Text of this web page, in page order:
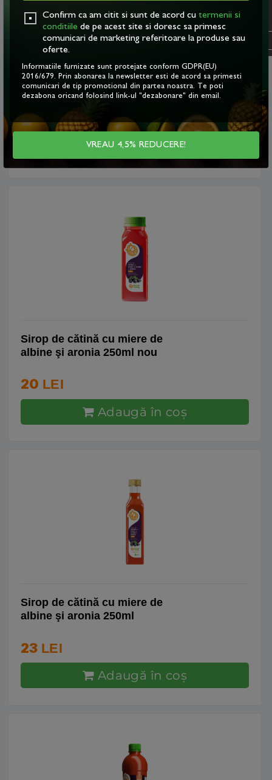
Sirop de cătină cu sfeclă
roşie şi morcov 250ml nou
20 LEI
Adaugă în coş
Sirop de cătină cu miere de
albine şi aronia 250ml nou
20 LEI
Adaugă în coş
Sirop de cătină cu miere de
albine şi aronia 250ml
23 LEI
Adaugă în coş
cookie
OK
Confirm ca am citit si sunt de acord cu termenii si
conditiile de pe acest site si doresc sa primesc
comunicari de marketing referitoare la produse sau
oferte.
Informatiile furnizate sunt protejate conform GDPR(EU)
2016/679. Prin abonarea la newsletter esti de acord sa primesti
comunicari de tip promotional din partea noastra. Te poti
dezabona oricand folosind link-ul "dezabonare" din email.
VREAU 4,5% REDUCERE!